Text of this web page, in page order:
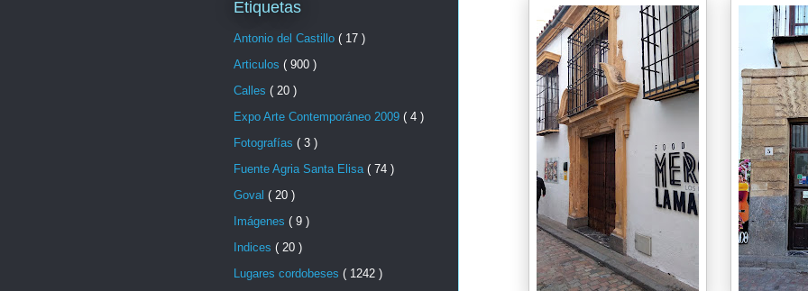
Etiquetas
Antonio del Castillo ( 17 )
Articulos ( 900 )
Calles ( 20 )
Expo Arte Contemporáneo 2009 ( 4 )
Fotografías ( 3 )
Fuente Agria Santa Elisa ( 74 )
Goval ( 20 )
Imágenes ( 9 )
Indices ( 20 )
Lugares cordobeses ( 1242 )